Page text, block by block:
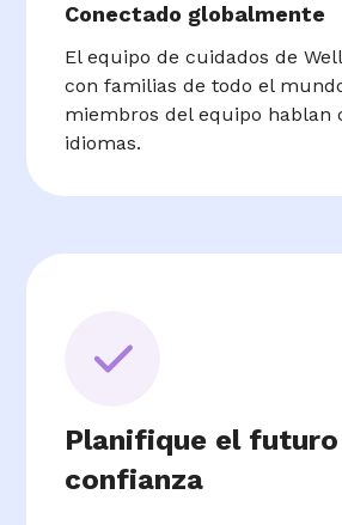
Conectado globalmente
El equipo de cuidados de
con familias de todo el
miembros del equipo hablan
idiomas.
Planifique el
confianza